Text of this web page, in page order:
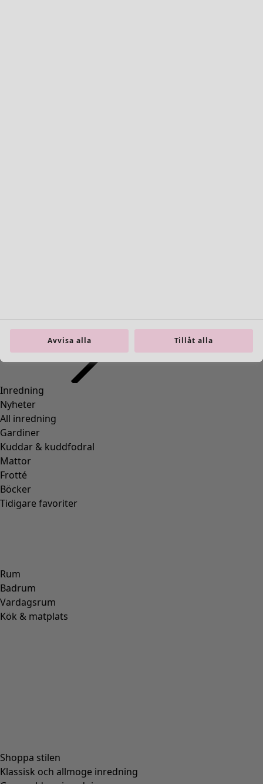
Inredning
Nyheter
All inredning
Gardiner
Kuddar & kuddfodral
Mattor
Frotté
Böcker
Tidigare favoriter
Rum
Badrum
Vardagsrum
Kök & matplats
Shoppa stilen
Klassisk och allmoge inredning
Avvisa alla Tillåt alla